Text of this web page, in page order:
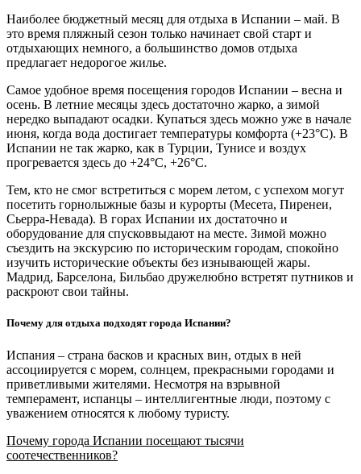
Наиболее бюджетный месяц для отдыха в Испании – май. В
это время пляжный сезон только начинает свой старт и
отдыхающих немного, а большинство домов отдыха
предлагает недорогое жилье.
Самое удобное время посещения городов Испании – весна и
осень. В летние месяцы здесь достаточно жарко, а зимой
нередко выпадают осадки. Купаться здесь можно уже в начале
июня, когда вода достигает температуры комфорта (+23°С). В
Испании не так жарко, как в Турции, Тунисе и воздух
прогревается здесь до +24°С, +26°С.
Тем, кто не смог встретиться с морем летом, с успехом могут
посетить горнолыжные базы и курорты (Месета, Пиренеи,
Сьерра-Невада). В горах Испании их достаточно и
оборудование для спусковвыдают на месте. Зимой можно
съездить на экскурсию по историческим городам, спокойно
изучить исторические объекты без изнывающей жары.
Мадрид, Барселона, Бильбао дружелюбно встретят путников и
раскроют свои тайны.
Почему для отдыха подходят города Испании?
Испания – страна басков и красных вин, отдых в ней
ассоциируется с морем, солнцем, прекрасными городами и
приветливыми жителями. Несмотря на взрывной
темперамент, испанцы – интеллигентные люди, поэтому с
уважением относятся к любому туристу.
Почему города Испании посещают тысячи
соотечественников?